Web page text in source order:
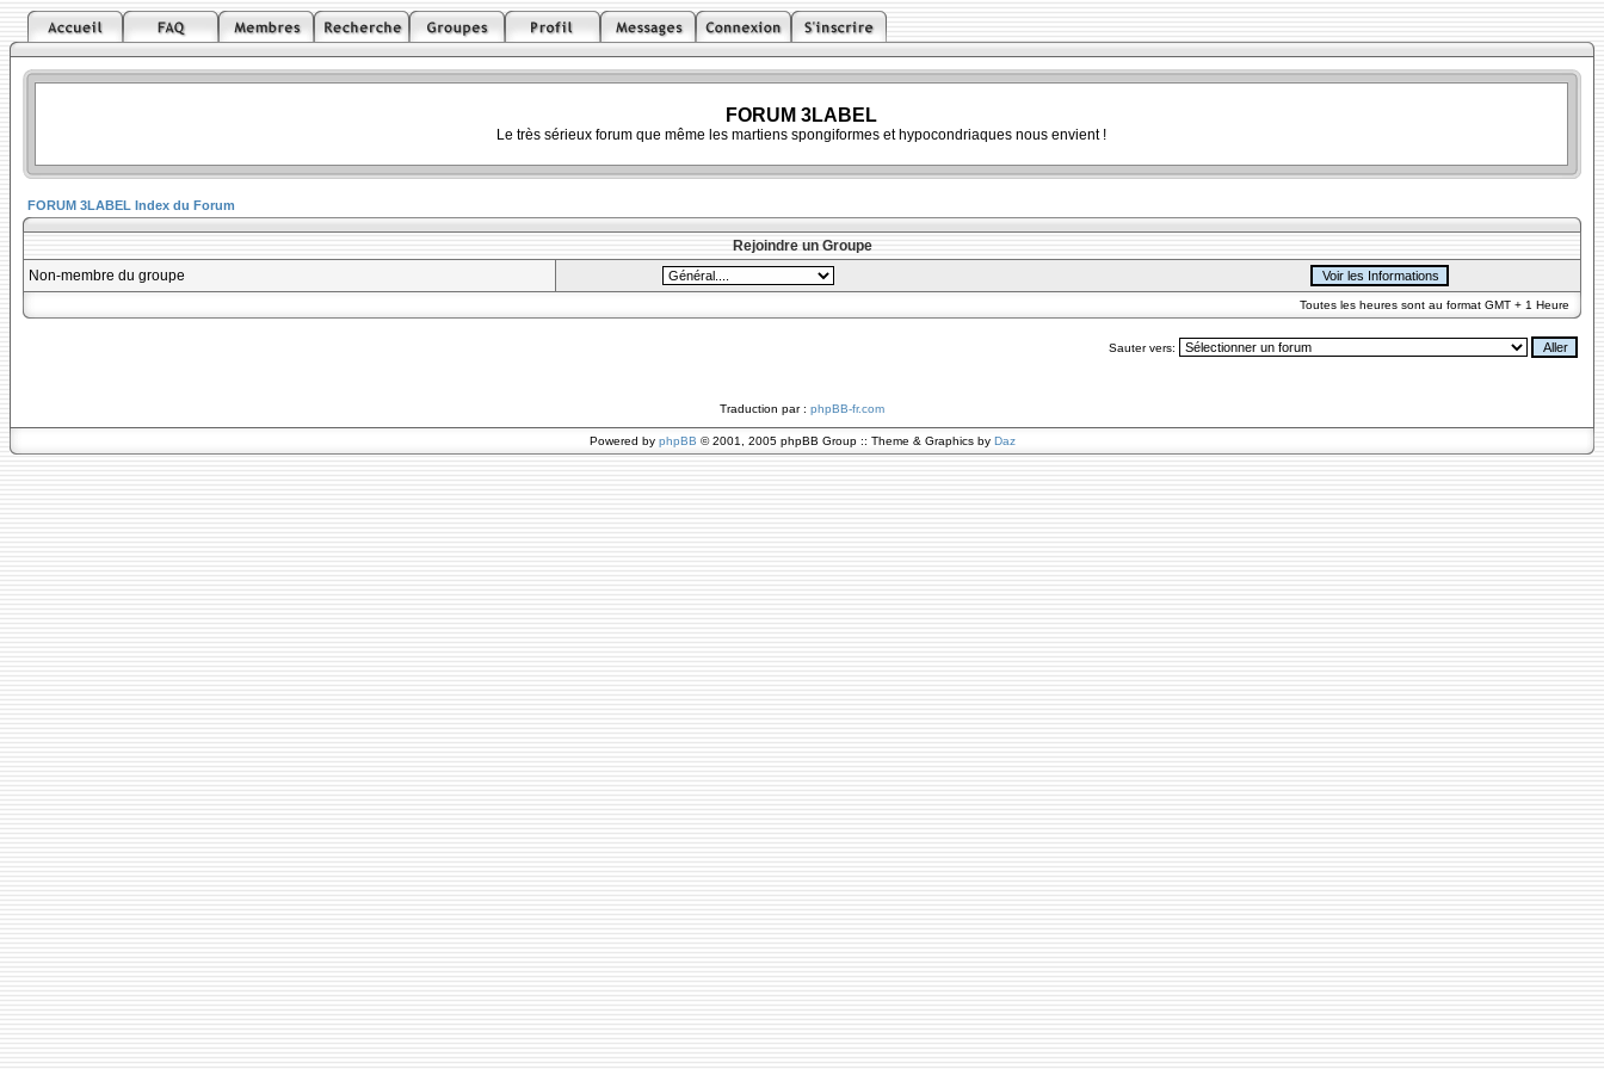
FORUM 3LABEL
Le très sérieux forum que même les martiens spongiformes et hypocondriaques nous envient !
FORUM 3LABEL Index du Forum
Rejoindre un Groupe
Non-membre du groupe
Toutes les heures sont au format GMT + 1 Heure
Sauter vers:
Traduction par : phpBB-fr.com
Powered by phpBB © 2001, 2005 phpBB Group :: Theme & Graphics by Daz